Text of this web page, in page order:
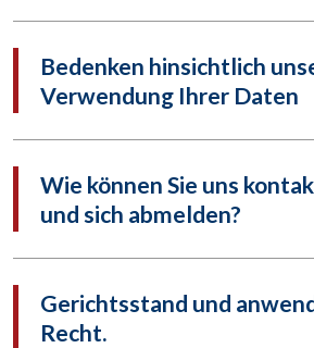
Bedenken hinsichtlich
Verwendung Ihrer Daten
Wie können Sie uns
und sich abmelden?
Gerichtsstand und
Recht.